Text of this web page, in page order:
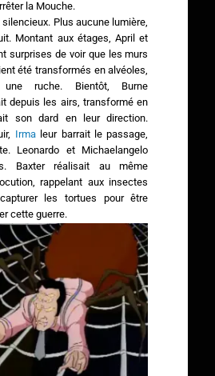
la Mouche.
Plus aucune lumière,
Montant aux étages, April et
surprises de voir que les murs
été transformés en alvéoles,
ruche. Bientôt, Burne
depuis les airs, transformé en
son dard en leur direction.
Irmaleur barrait le passage,
Leonardo et Michaelangelo
Baxter réalisait au même
rappelant aux insectes
les tortues pour être
cette guerre.